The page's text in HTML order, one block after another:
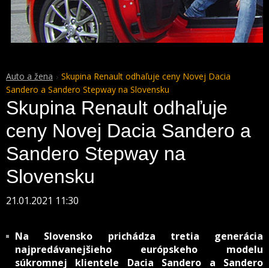
Auto a žena
Skupina Renault odhaľuje ceny Novej Dacia
Sandero a Sandero Stepway na Slovensku
Skupina Renault odhaľuje
ceny Novej Dacia Sandero a
Sandero Stepway na
Slovensku
21.01.2021 11:30
Na Slovensko prichádza tretia generácia
najpredávanejšieho európskeho modelu
súkromnej klientele Dacia Sandero a Sandero